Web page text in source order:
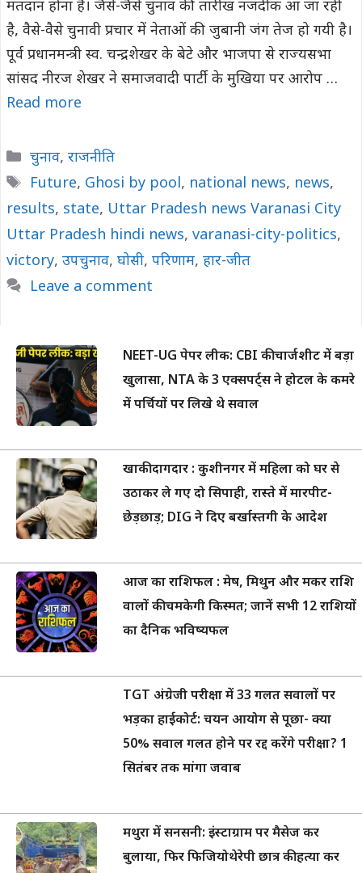
मतदान होना है। जैसे-जैसे चुनाव की तारीख नजदीक आ जा रही
है, वैसे-वैसे चुनावी प्रचार में नेताओं की जुबानी जंग तेज हो गयी है।
पूर्व प्रधानमन्त्री स्व. चन्द्रशेखर के बेटे और भाजपा से राज्यसभा
सांसद नीरज शेखर ने समाजवादी पार्टी के मुखिया पर आरोप …
Read more
Categories
चुनाव, राजनीति
Tags
Future, Ghosi by pool, national news, news,
results, state, Uttar Pradesh news Varanasi City
Uttar Pradesh hindi news, varanasi-city-politics,
victory, उपचुनाव, घोसी, परिणाम, हार-जीत
Leave a comment
NEET-UG पेपर लीक: CBI की चार्जशीट में बड़ा
खुलासा, NTA के 3 एक्सपर्ट्स ने होटल के कमरे
में पर्चियों पर लिखे थे सवाल
खाकी दागदार : कुशीनगर में महिला को घर से
उठाकर ले गए दो सिपाही, रास्ते में मारपीट-
छेड़छाड़; DIG ने दिए बर्खास्तगी के आदेश
आज का राशिफल : मेष, मिथुन और मकर राशि
वालों की चमकेगी किस्मत; जानें सभी 12 राशियों
का दैनिक भविष्यफल
TGT अंग्रेजी परीक्षा में 33 गलत सवालों पर
भड़का हाईकोर्ट: चयन आयोग से पूछा- क्या
50% सवाल गलत होने पर रद्द करेंगे परीक्षा? 1
सितंबर तक मांगा जवाब
मथुरा में सनसनी: इंस्टाग्राम पर मैसेज कर
बुलाया, फिर फिजियोथेरेपी छात्र की हत्या कर